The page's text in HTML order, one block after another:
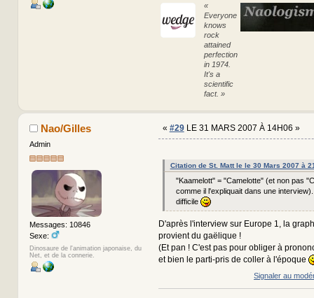
«
Everyone
knows
rock
attained
perfection
in 1974.
It's a
scientific
fact. »
Nao/Gilles
Admin
Messages: 10846
Sexe:
Dinosaure de l'animation japonaise, du
Net, et de la connerie.
« #29LE 31 MARS 2007 À 14H06 »
Citation de St. Matt le le 30 Mars 2007 à
"Kaamelott" = "Camelotte" (et non pas
comme il l'expliquait dans une
difficile
D'après l'interview sur Europe 1, la
provient du gaëlique !
(Et pan ! C'est pas pour obliger à
et bien le parti-pris de coller à l'époque
Signaler au